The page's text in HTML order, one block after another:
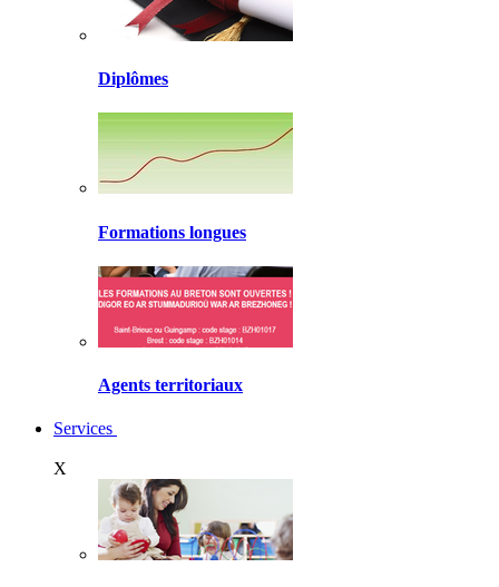
Diplômes
Formations longues
Agents territoriaux
Services
X